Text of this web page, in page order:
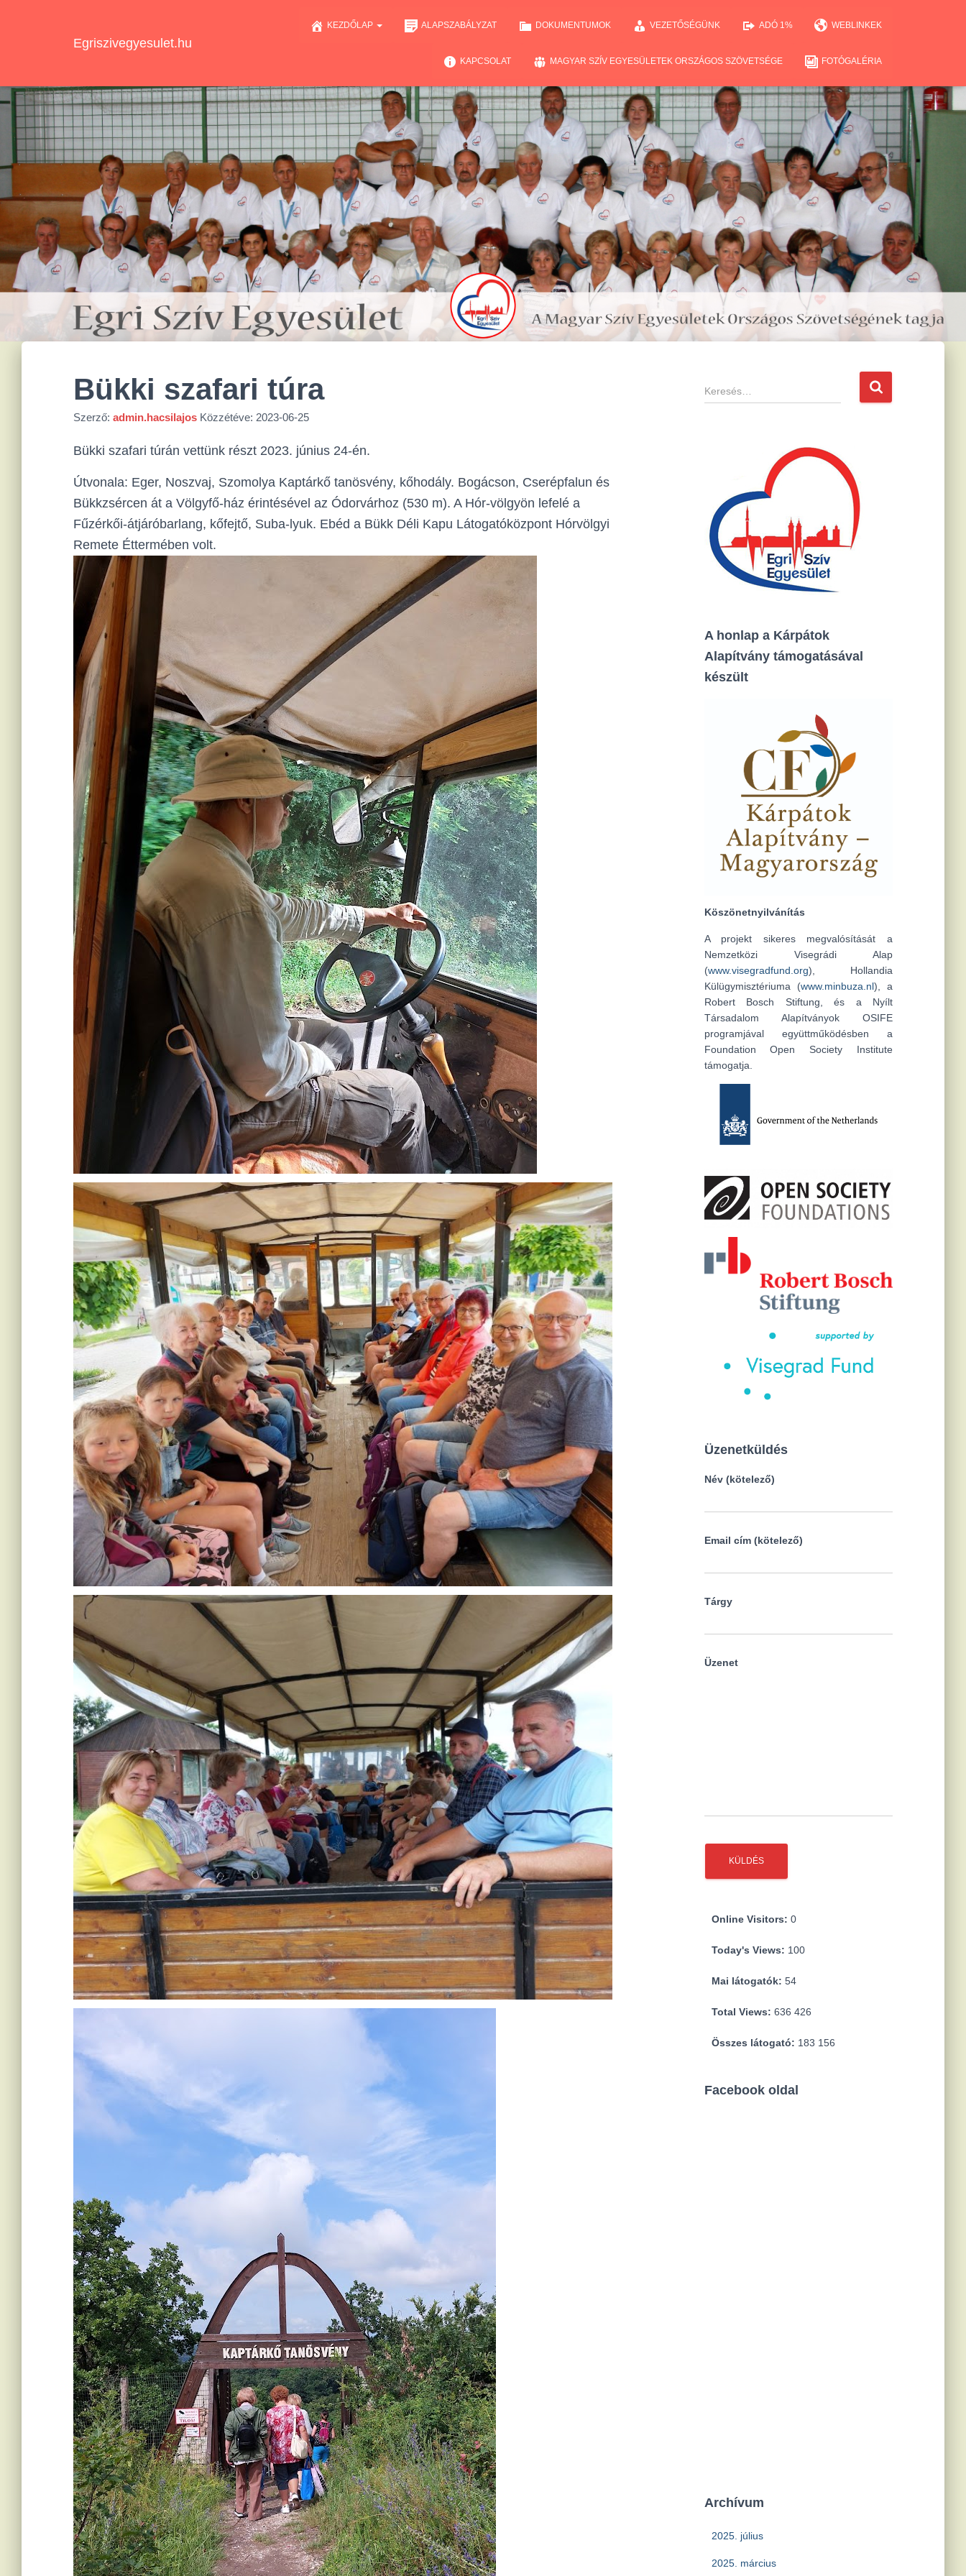
Egriszivegyesulet.hu
KEZDŐLAP ALAPSZABÁLYZAT DOKUMENTUMOK VEZETŐSÉGÜNK ADÓ 1% WEBLINKEK
KAPCSOLAT MAGYAR SZÍV EGYESÜLETEK ORSZÁGOS SZÖVETSÉGE FOTÓGALÉRIA
Bükki szafari túra
Szerző: admin.hacsilajos Közzétéve: 2023-06-25
Bükki szafari túrán vettünk részt 2023. június 24-én.
Útvonala: Eger, Noszvaj, Szomolya Kaptárkő tanösvény, kőhodály. Bogácson, Cserépfalun és
Bükkzsércen át a Völgyfő-ház érintésével az Ódorvárhoz (530 m). A Hór-völgyön lefelé a
Fűzérkői-átjáróbarlang, kőfejtő, Suba-lyuk. Ebéd a Bükk Déli Kapu Látogatóközpont Hórvölgyi
Remete Éttermében volt.
K
e
A honlap a Kárpátok
Alapítvány támogatásával
készült
Köszönetnyilvánítás
A projekt sikeres megvalósítását a
Nemzetközi Visegrádi Alap
(www.visegradfund.org), Hollandia
Külügymisztériuma (www.minbuza.nl), a
Robert Bosch Stiftung, és a Nyílt
Társadalom Alapítványok OSIFE
programjával együttműködésben a
Foundation Open Society Institute
támogatja.
Üzenetküldés
Név (kötelező)
Email cím (kötelező)
Tárgy
Üzenet
Online Visitors: 0
Today's Views: 100
Mai látogatók: 54
Total Views: 636 426
Összes látogató: 183 156
Facebook oldal
Archívum
2025. július
2025. március